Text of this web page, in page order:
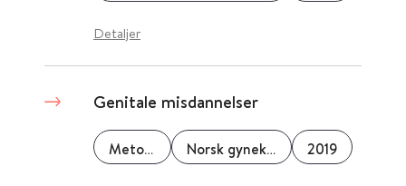
Detaljer
Genitale misdannelser
Metodebok.no Norsk gynekologisk forening 2019